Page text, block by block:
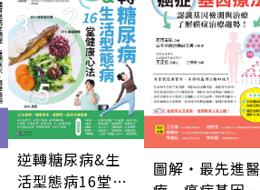
逆轉糖尿病&生
活型態病16堂健
圖解‧最先進醫